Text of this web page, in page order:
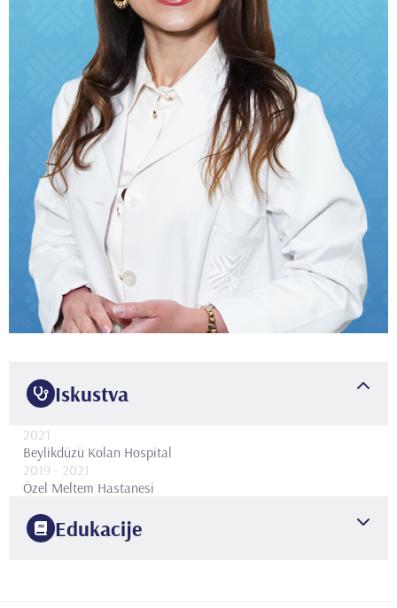
Iskustva
2021
Beylikdüzü Kolan Hospital
2019 - 2021
Özel Meltem Hastanesi
Edukacije